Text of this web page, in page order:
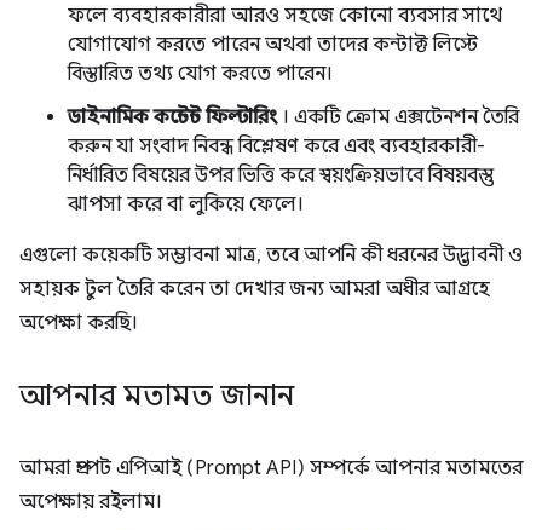
ফলে ব্যবহারকারীরা আরও সহজে কোনো ব্যবসার সাথে
যোগাযোগ করতে পারেন অথবা তাদের কন্টাক্ট লিস্টে
বিস্তারিত তথ্য যোগ করতে পারেন।
ডাইনামিক কন্টেন্ট ফিল্টারিং। একটি ক্রোম এক্সটেনশন তৈরি
করুন যা সংবাদ নিবন্ধ বিশ্লেষণ করে এবং ব্যবহারকারী-
নির্ধারিত বিষয়ের উপর ভিত্তি করে স্বয়ংক্রিয়ভাবে বিষয়বস্তু
ঝাপসা করে বা লুকিয়ে ফেলে।
এগুলো কয়েকটি সম্ভাবনা মাত্র, তবে আপনি কী ধরনের উদ্ভাবনী ও
সহায়ক টুল তৈরি করেন তা দেখার জন্য আমরা অধীর আগ্রহে
অপেক্ষা করছি।
আপনার মতামত জানান
আমরা প্রম্পট এপিআই (Prompt API) সম্পর্কে আপনার মতামতের
অপেক্ষায় রইলাম।